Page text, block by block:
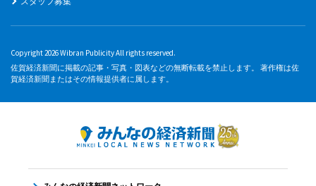
Copyright 2026 Wibran Publicity All rights reserved.
佐賀経済新聞に掲載の記事・写真・図表などの無断転載を禁止します。 著作権は佐
賀経済新聞またはその情報提供者に属します。